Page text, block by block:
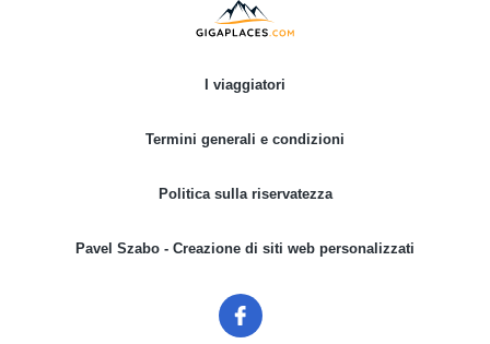
I viaggiatori
Termini generali e condizioni
Politica sulla riservatezza
Pavel Szabo - Creazione di siti web personalizzati